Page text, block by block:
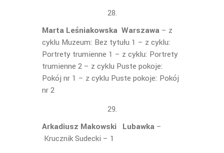
Marta Leśniakowska Warszawa – z
cyklu Muzeum: Bez tytułu 1 – z cyklu:
Portrety trumienne 1 – z cyklu: Portrety
trumienne 2 – z cyklu Puste pokoje:
Pokój nr 1 – z cyklu Puste pokoje: Pokój
nr 2
Arkadiusz Makowski Lubawka –
Krucznik Sudecki – 1